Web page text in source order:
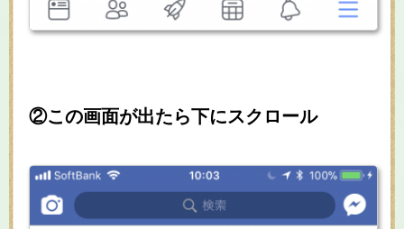
②この画面が出たら下にスクロール